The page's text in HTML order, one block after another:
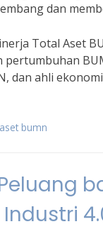
dan
Total Aset
dan ahli
bumn